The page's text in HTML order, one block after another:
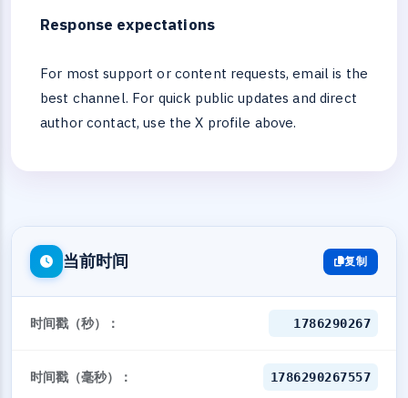
Response expectations
For most support or content requests, email is the
best channel. For quick public updates and direct
author contact, use the X profile above.
当前时间 复制
时间戳（秒）： 1786290268
时间戳（毫秒）： 1786290268556